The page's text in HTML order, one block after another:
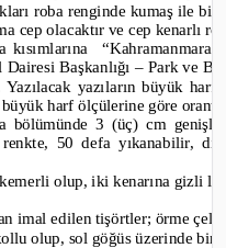
roba renginde kumaş ile
cep olacaktır ve cep kenarlı
Başkanlığı – Park ve
Yazılacak yazıların büyük
harf ölçülerine göre
bölümünde 3 (üç) cm
50 defa yıkanabilir,
olup, iki kenarına gizli
imal edilen tişörtler; örme
olup, sol göğüs üzerinde bir